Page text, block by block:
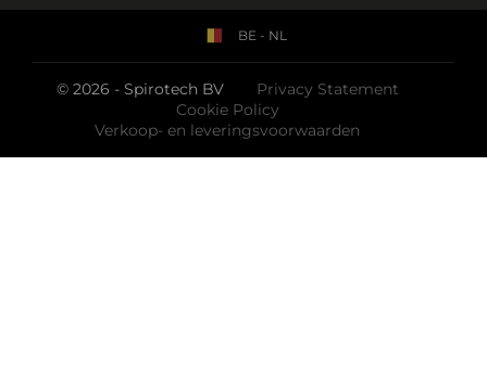
© 2026 - Spirotech BV
Privacy Statement
Cookie Policy
Verkoop- en leveringsvoorwaarden
BE - NL